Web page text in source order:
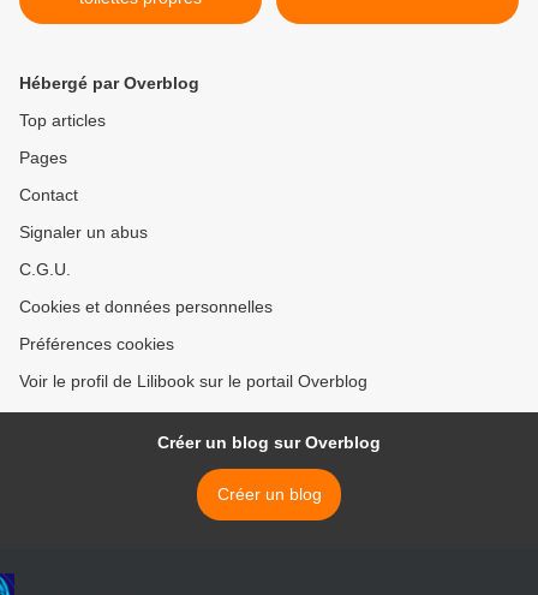
Hébergé par Overblog
Top articles
Pages
Contact
Signaler un abus
C.G.U.
Cookies et données personnelles
Préférences cookies
Voir le profil de Lilibook sur le portail Overblog
Créer un blog sur Overblog
Créer un blog